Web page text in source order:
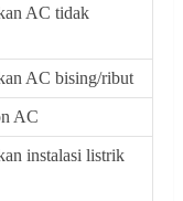
AC tidak
AC bising/ribut
AC
instalasi listrik